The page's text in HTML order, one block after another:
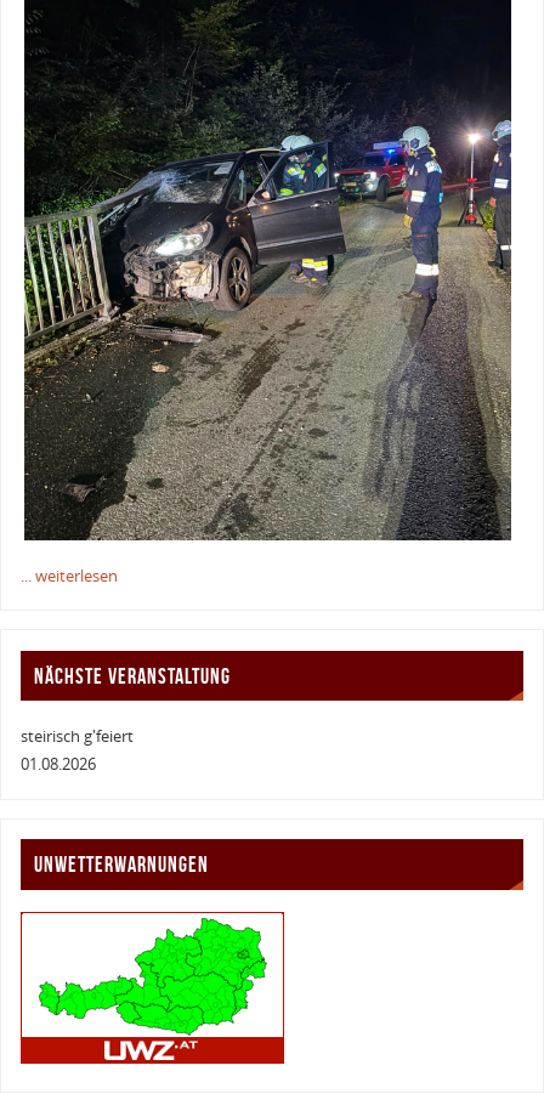
... weiterlesen
NÄCHSTE VERANSTALTUNG
steirisch g'feiert
01.08.2026
UNWETTERWARNUNGEN